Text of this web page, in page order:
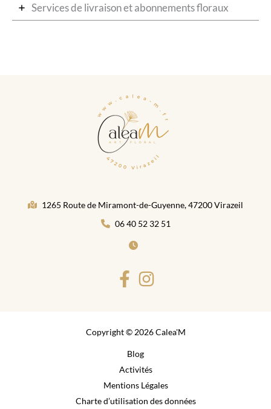
Services de livraison et abonnements floraux
1265 Route de Miramont-de-Guyenne, 47200 Virazeil
06 40 52 32 51
Copyright © 2026 Calea'M
Blog
Activités
Mentions Légales
Charte d’utilisation des données